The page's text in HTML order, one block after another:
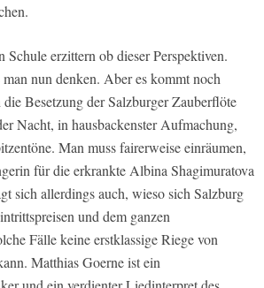
Schule erzittern ob dieser Perspektiven.
nun denken. Aber es kommt noch
Besetzung der Salzburger Zauberflöte
Nacht, in hausbackenster Aufmachung,
Man muss fairerweise einräumen,
für die erkrankte Albina Shagimuratova
sich allerdings auch, wieso sich Salzburg
und dem ganzen
Fälle keine erstklassige Riege von
Matthias Goerne ist ein